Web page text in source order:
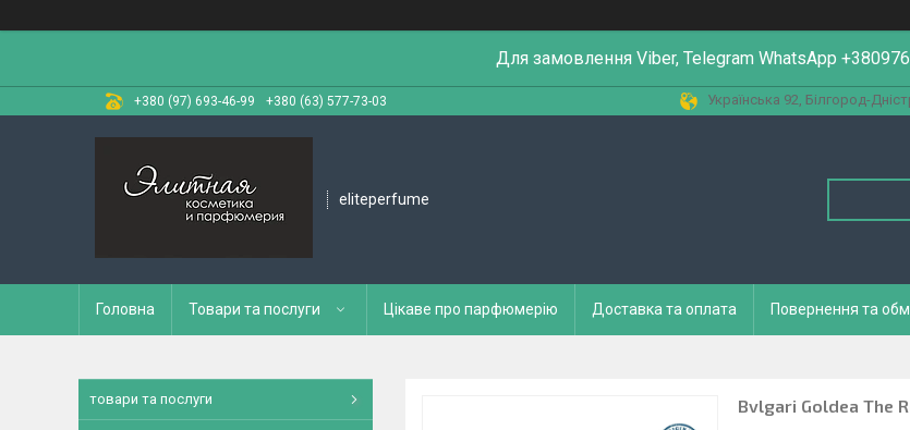
Для замовлення Viber, Telegram WhatsApp
+380 (97) 693-46-99 +380 (63) 577-73-03 Українська 92, Білгород-
eliteperfume
Головна Товари та послуги Цікаве про парфюмерію Доставка та оплата Повернення та
Bvlgari Goldea The
товари та послуги